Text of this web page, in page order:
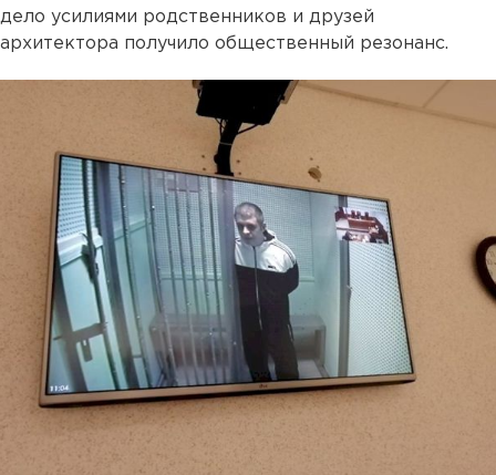
дело усилиями родственников и друзей
архитектора получило общественный резонанс.